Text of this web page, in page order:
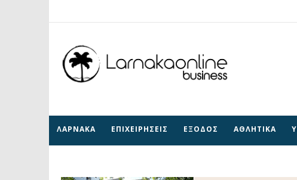
ΛΑΡΝΑΚΑ ΕΠΙΧΕΙΡΗΣΕΙΣ ΕΞΟΔΟΣ ΑΘΛΗΤΙΚΑ